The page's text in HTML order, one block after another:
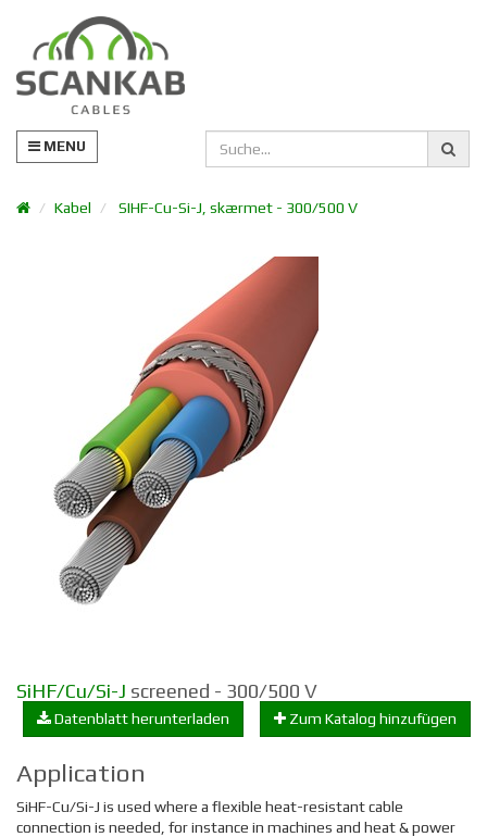
MENU
Kabel SIHF-Cu-Si-J, skærmet - 300/500 V
SiHF/Cu/Si-J screened - 300/500 V
Zum Katalog hinzufügen
Datenblatt herunterladen
Application
SiHF-Cu/Si-J is used where a flexible heat-resistant cable
connection is needed, for instance in machines and heat & power